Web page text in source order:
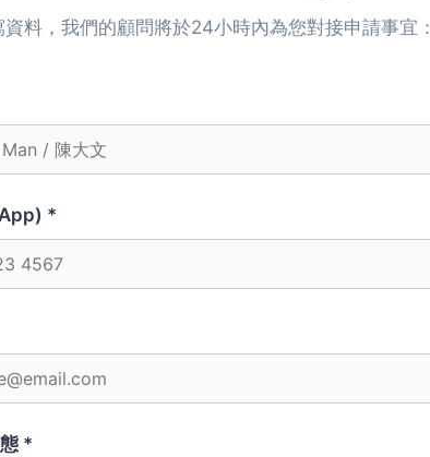
料，我們的顧問將於24小時內為您對接申請事宜：
*
*